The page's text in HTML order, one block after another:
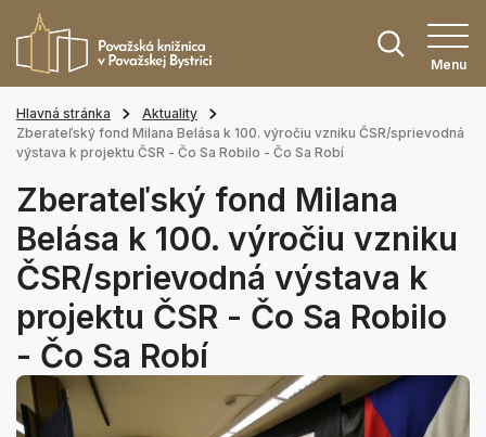
Menu
Hlavná stránka
Aktuality
Zberateľský fond Milana Belása k 100. výročiu vzniku ČSR/sprievodná
výstava k projektu ČSR - Čo Sa Robilo - Čo Sa Robí
Zberateľský fond Milana
Belása k 100. výročiu vzniku
ČSR/sprievodná výstava k
projektu ČSR - Čo Sa Robilo
- Čo Sa Robí